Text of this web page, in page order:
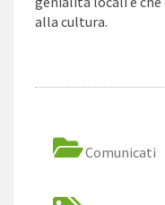
alla cultura.
Comunicati